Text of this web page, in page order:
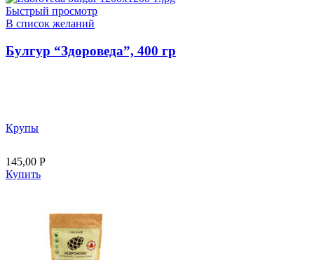
Быстрый просмотр
В список желаний
Булгур “Здороведа”, 400 гр
Крупы
145,00 Р
Купить